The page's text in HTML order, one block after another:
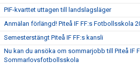
PIF-kvarttet uttagen till landslagsläger
Anmälan förlängd! Piteå IF FF:s Fotbollsskola
Semesterstängt Piteå IF FF:s kansli
Nu kan du ansöka om sommarjobb till Piteå IF
Sommarlovsfotbollsskola